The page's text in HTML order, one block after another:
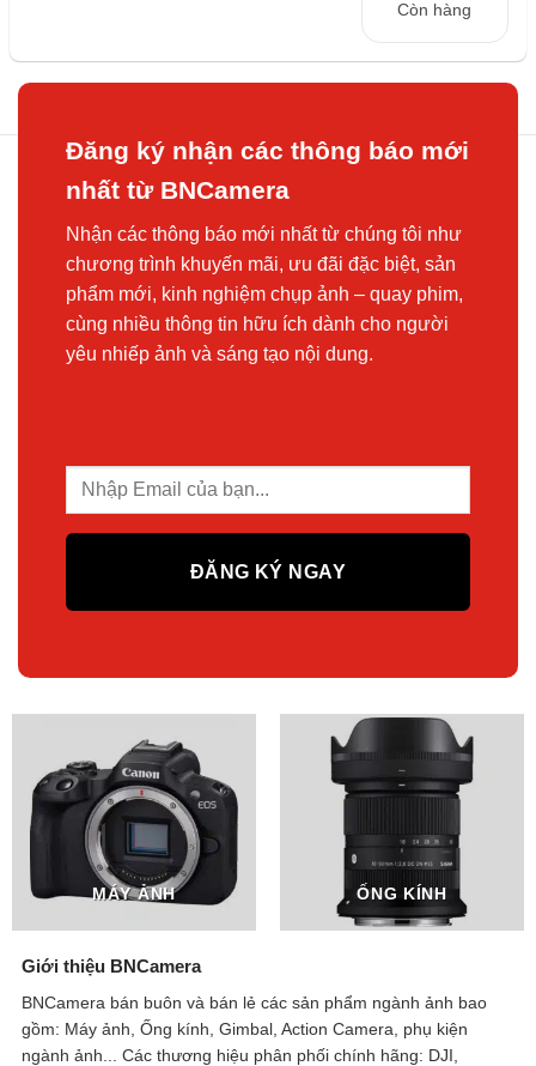
Còn hàng
Đăng ký nhận các thông báo mới
nhất từ BNCamera
Nhận các thông báo mới nhất từ chúng tôi như
chương trình khuyến mãi, ưu đãi đặc biệt, sản
phẩm mới, kinh nghiệm chụp ảnh – quay phim,
cùng nhiều thông tin hữu ích dành cho người
yêu nhiếp ảnh và sáng tạo nội dung.
MÁY ẢNH ỐNG KÍNH
Giới thiệu BNCamera
BNCamera bán buôn và bán lẻ các sản phẩm ngành ảnh bao
gồm: Máy ảnh, Ống kính, Gimbal, Action Camera, phụ kiện
ngành ảnh...
Các thương hiệu phân phối chính hãng: DJI,